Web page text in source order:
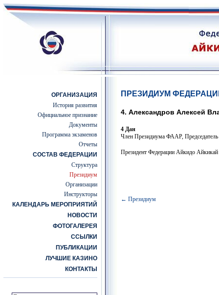
ОРГАНИЗАЦИЯ
История развития
Официальное признание
Документы
Программа экзаменов
Отчеты
СОСТАВ ФЕДЕРАЦИИ
Структура
Президиум
Организации
Инструкторы
КАЛЕНДАРЬ МЕРОПРИЯТИЙ
НОВОСТИ
ФОТОГАЛЕРЕЯ
ССЫЛКИ
ПУБЛИКАЦИИ
ЛУЧШИЕ КАЗИНО
КОНТАКТЫ
ПРЕЗИДИУМ
4. Александров Алексей
4 Дан
Член Президиума ФААР,
Президент Федерации Айкидо Айкикай
← Президиум